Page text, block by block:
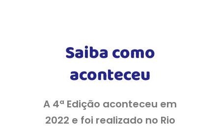
Saiba como
aconteceu
A 4ª Edição aconteceu em
2022 e foi realizado no Rio